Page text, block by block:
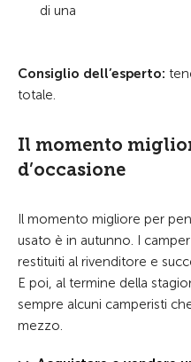
di una
Consiglio dell’esperto:
totale.
Il momento
d’occasione
Il momento migliore per
usato è in autunno. I
restituiti al rivenditore e
E poi, al termine della
sempre alcuni camperisti
mezzo.